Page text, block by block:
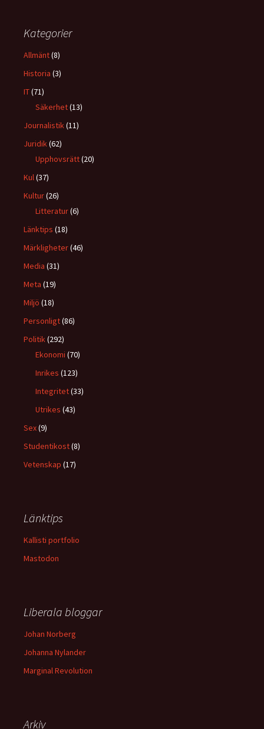
Kategorier
Allmänt(8)
Historia (3)
IT(71)
Säkerhet(13)
Journalistik(11)
Juridik(62)
Upphovsrätt(20)
Kul(37)
Kultur(26)
Litteratur(6)
Länktips (18)
Märkligheter(46)
Media (31)
Meta (19)
Miljö (18)
Personligt(86)
Politik(292)
Ekonomi (70)
Inrikes (123)
Integritet(33)
Utrikes (43)
Sex(9)
Studentikost(8)
Vetenskap (17)
Länktips
Kallisti portfolio
Mastodon
Liberala bloggar
Johan Norberg
Johanna Nylander
Marginal Revolution
Arkiv